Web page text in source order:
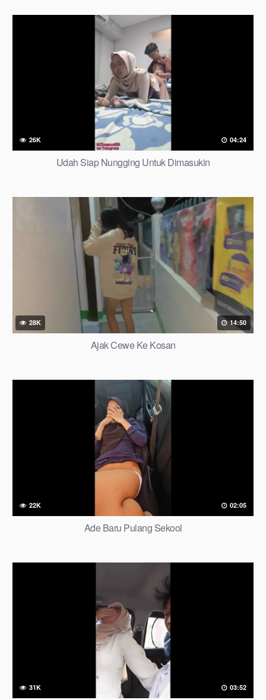
26K 04:24
Udah Siap Nungging Untuk Dimasukin
28K 14:50
Ajak Cewe Ke Kosan
22K 02:05
Ade Baru Pulang Sekool
31K 03:52